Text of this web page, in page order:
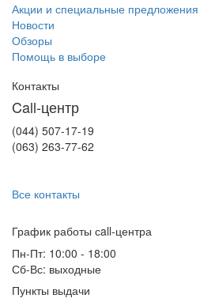
Акции и специальные предложения
Новости
Обзоры
Помощь в выборе
Контакты
Call-центр
(044) 507-17-19
(063) 263-77-62
Все контакты
График работы сall-центра
Пн-Пт: 10:00 - 18:00
Сб-Вс: выходные
Пункты выдачи